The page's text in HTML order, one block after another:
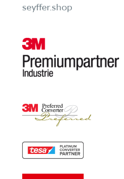
seyffer.shop